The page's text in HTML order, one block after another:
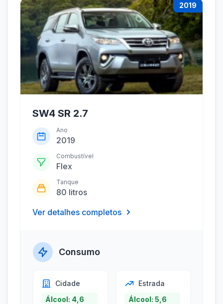
2019
SW4 SR 2.7
Ano
2019
Combustível
Flex
Tanque
80 litros
Ver detalhes completos
Consumo
Cidade
Álcool: 4,6
Estrada
Álcool: 5,6